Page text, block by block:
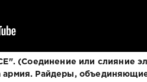
(Соединение или слияние
Райдеры,